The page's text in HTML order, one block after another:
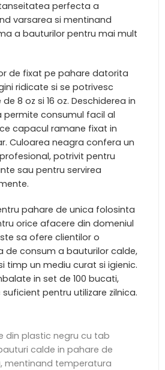
perfecta a
varsarea si mentinand
a bauturilor pentru mai mult
de fixat pe pahare datorita
ridicate si se potrivesc
8 oz si 16 oz. Deschiderea in
consumul facil al
capacul ramane fixat in
Culoarea neagra confera un
potrivit pentru
sau pentru servirea
pahare de unica folosinta
orice afacere din domeniul
sa ofere clientilor o
de consum a bauturilor calde,
timp un mediu curat si igienic.
in set de 100 bucati,
pentru utilizare zilnica.
din plastic negru cu tab
calde in pahare de
mentinand temperatura